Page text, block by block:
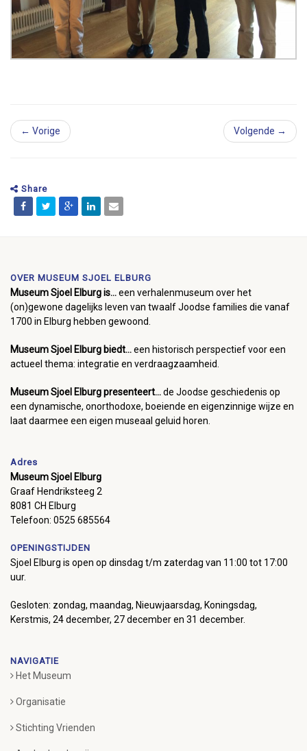
← Vorige Volgende →
Share
OVER MUSEUM SJOEL ELBURG
Museum Sjoel Elburg is...een verhalenmuseum over het
(on)gewone dagelijks leven van twaalf Joodse families die vanaf
1700 in Elburg hebben gewoond.
Museum Sjoel Elburg biedt...een historisch perspectief voor een
actueel thema: integratie en verdraagzaamheid.
Museum Sjoel Elburg presenteert...de Joodse geschiedenis op
een dynamische, onorthodoxe, boeiende en eigenzinnige wijze en
laat daarmee een eigen museaal geluid horen.
Adres
Museum Sjoel Elburg
Graaf Hendriksteeg 2
8081 CH Elburg
Telefoon: 0525 685564
OPENINGSTIJDEN
Sjoel Elburg is open op dinsdag t/m zaterdag van 11:00 tot 17:00
uur.
Gesloten: zondag, maandag, Nieuwjaarsdag, Koningsdag,
Kerstmis, 24 december, 27 december en 31 december.
NAVIGATIE
Het Museum
Organisatie
Stichting Vrienden